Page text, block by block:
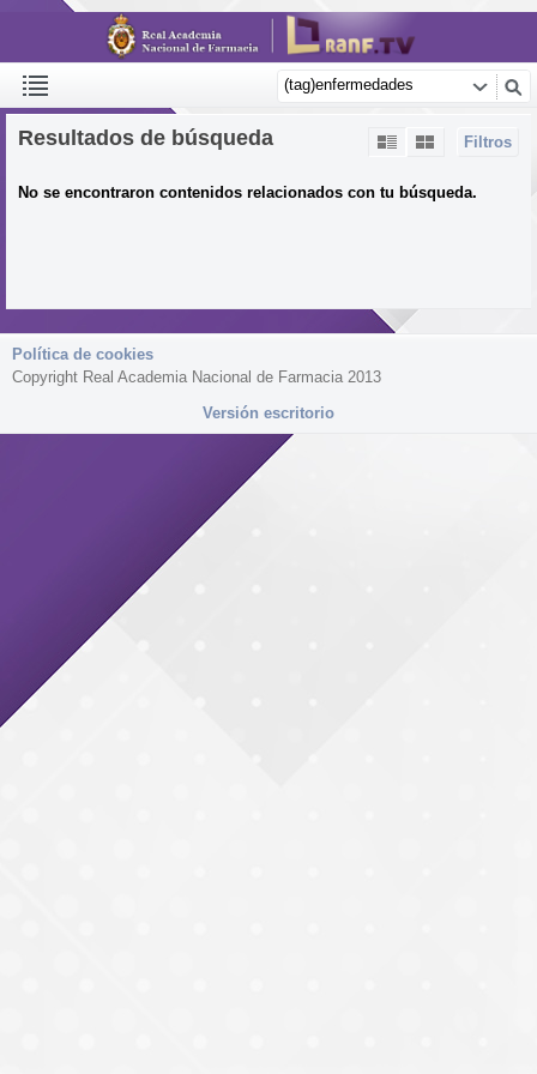
Filtros
Resultados de búsqueda
No se encontraron contenidos relacionados con tu búsqueda.
Política de cookies
Copyright Real Academia Nacional de Farmacia 2013
Versión escritorio